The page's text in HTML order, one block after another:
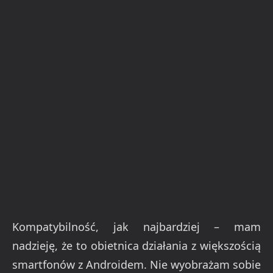
Kompatybilność, jak najbardziej – mam
nadzieję, że to obietnica działania z większością
smartfonów z Androidem. Nie wyobrażam sobie